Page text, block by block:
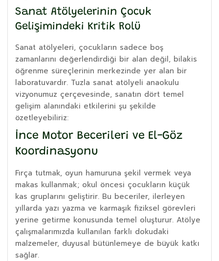
Sanat Atölyelerinin Çocuk
Gelişimindeki Kritik Rolü
Sanat atölyeleri, çocukların sadece boş
zamanlarını değerlendirdiği bir alan değil, bilakis
öğrenme süreçlerinin merkezinde yer alan bir
laboratuvardır. Tuzla sanat atölyeli anaokulu
vizyonumuz çerçevesinde, sanatın dört temel
gelişim alanındaki etkilerini şu şekilde
özetleyebiliriz:
İnce Motor Becerileri ve El-Göz
Koordinasyonu
Fırça tutmak, oyun hamuruna şekil vermek veya
makas kullanmak; okul öncesi çocukların küçük
kas gruplarını geliştirir. Bu beceriler, ilerleyen
yıllarda yazı yazma ve karmaşık fiziksel görevleri
yerine getirme konusunda temel oluşturur. Atölye
çalışmalarımızda kullanılan farklı dokudaki
malzemeler, duyusal bütünlemeye de büyük katkı
sağlar.